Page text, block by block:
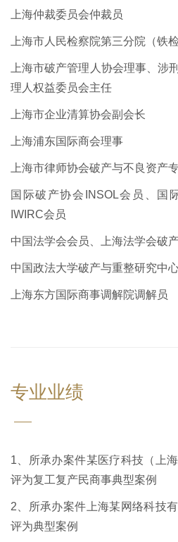
上海仲裁委员会仲裁员
上海市人民检察院第三分院（铁
上海市破产管理人协会理事、涉
理人权益委员会主任
上海市企业清算协会副会长
上海浦东国际商会理事
上海市律师协会破产与不良资产
国际破产协会INSOL会员、国
IWIRC会员
中国法学会会员、上海法学会破
中国政法大学破产与重整研究中
上海东方国际商事调解院调解员
专业业绩
1、所承办案件某医疗科技（上
评为复工复产民商事典型案例
2、所承办案件上海某网络科技
评为典型案例